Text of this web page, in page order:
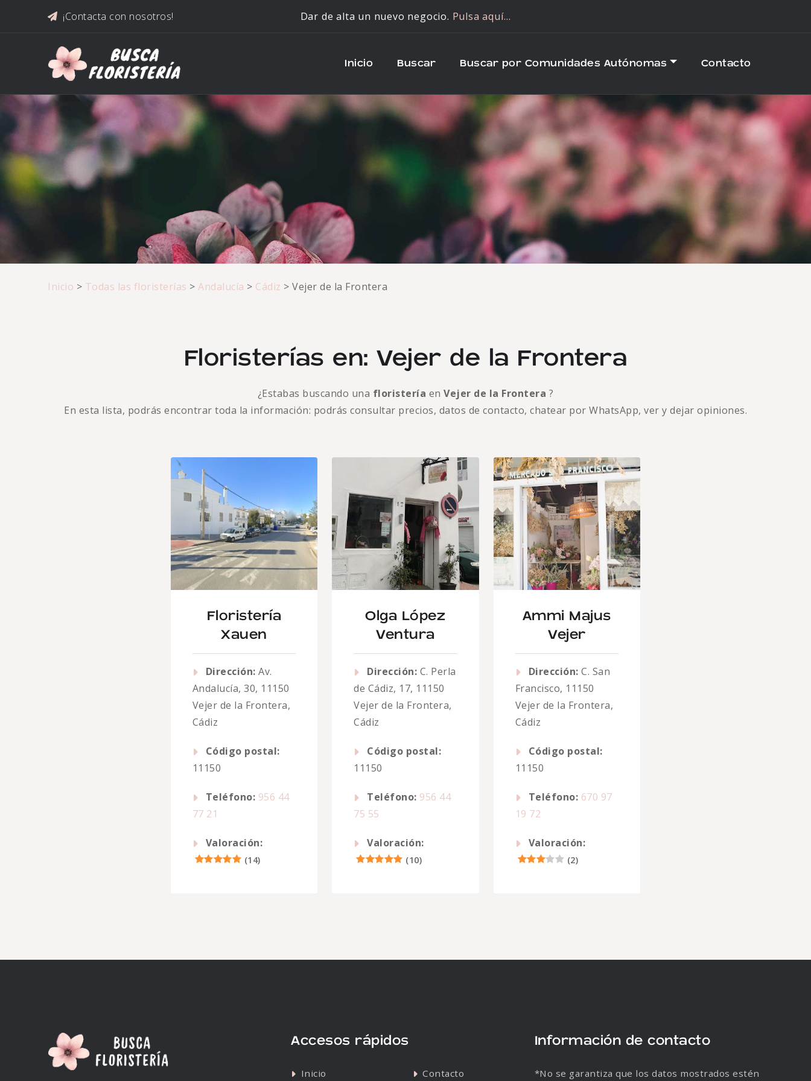
¡Contacta con nosotros! Dar de alta un nuevo negocio. Pulsa aquí…
Inicio Buscar Buscar por Comunidades Autónomas Contacto
Inicio > Todas las floristerías >Andalucía > Cádiz >Vejer de la Frontera
Floristerías en: Vejer de la Frontera
¿Estabas buscando una floristería enVejer de la Frontera ?
En esta lista, podrás encontrar toda la información: podrás consultar precios, datos de contacto, chatear por WhatsApp, ver y dejar opiniones.
Floristería
Xauen
Dirección: Av.
Andalucía, 30, 11150
Vejer de la Frontera,
Cádiz
Código postal:
11150
Teléfono: 956 44
77 21
Valoración:
(14)
Olga López
Ventura
Dirección: C. Perla
de Cádiz, 17, 11150
Vejer de la Frontera,
Cádiz
Código postal:
11150
Teléfono: 956 44
75 55
Valoración:
(10)
Ammi Majus
Vejer
Dirección: C. San
Francisco, 11150
Vejer de la Frontera,
Cádiz
Código postal:
11150
Teléfono: 670 97
19 72
Valoración:
(2)
Accesos rápidos
Inicio Contacto
Información de contacto
*No se garantiza que los datos mostrados estén